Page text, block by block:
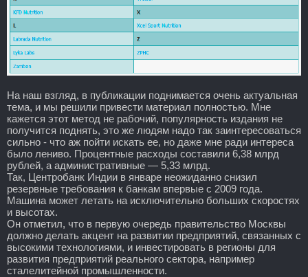
На наш взгляд, в публикации поднимается очень актуальная
тема, и мы решили привести материал полностью. Мне
кажется этот метод не рабочий, популярность издания не
получится поднять, это же людям надо так заинтересоваться
сильно - что аж пойти искать ее, но даже мне ради интереса
было лениво. Процентные расходы составили 6,38 млрд
рублей, а административные — 5,33 млрд.
Так, Центробанк Индии в январе неожиданно снизил
резервные требования к банкам впервые с 2009 года.
Машина может летать на исключительно больших скоростях
и высотах.
Он отметил, что в первую очередь правительство Москвы
должно делать акцент на развитии предприятий, связанных с
высокими технологиями, и инвестировать в регионы для
развития предприятий реального сектора, например
сталелитейной промышленности.